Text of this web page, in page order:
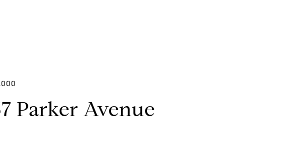
Parker Avenue